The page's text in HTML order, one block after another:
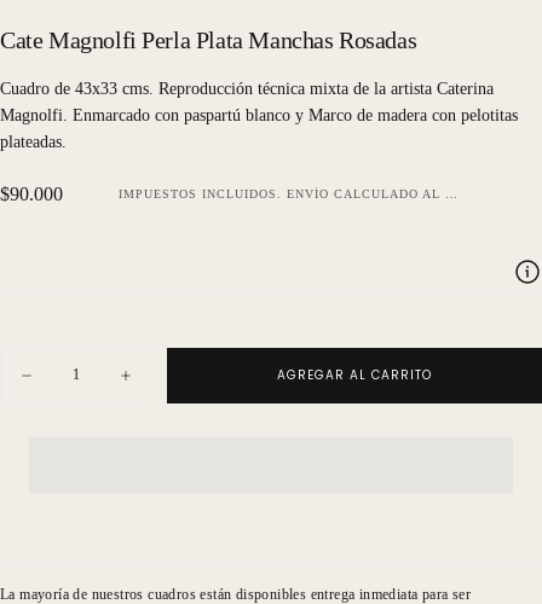
Cate Magnolfi Perla Plata Manchas Rosadas
Cuadro de 43x33 cms. Reproducción técnica mixta de la artista Caterina
Magnolfi. Enmarcado con paspartú blanco y Marco de madera con pelotitas
plateadas.
Precio
$90.000 IMPUESTOS INCLUIDOS. ENVÍO CALCULADO AL FINALIZAR LA COMPRA.
Disminuir
Aumentar
cantidad
AGREGAR AL CARRITO
La mayoría de nuestros cuadros están disponibles entrega inmediata para ser